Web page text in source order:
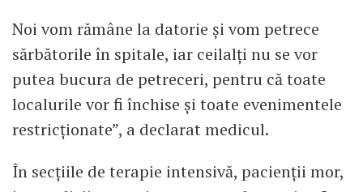
Noi vom rămâne la datorie și vom petrece
sărbătorile în spitale, iar ceilalți nu se vor
putea bucura de petreceri, pentru că toate
localurile vor fi închise și toate evenimentele
restricționate”, a declarat medicul.
În secțiile de terapie intensivă, pacienții mor,